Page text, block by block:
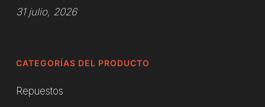
31 julio, 2026
CATEGORÍAS DEL PRODUCTO
Repuestos